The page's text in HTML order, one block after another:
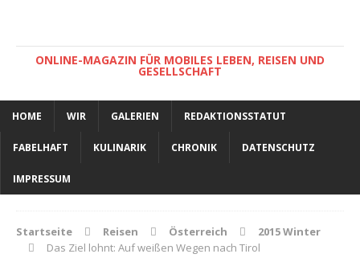
ONLINE-MAGAZIN FÜR MOBILES LEBEN, REISEN UND
GESELLSCHAFT
HOME WIR GALERIEN REDAKTIONSSTATUT
FABELHAFT KULINARIK CHRONIK DATENSCHUTZ
IMPRESSUM
Startseite Reisen Österreich
2015 Winter
Das Ziel lohnt: Auf weißen Wegen nach Tirol